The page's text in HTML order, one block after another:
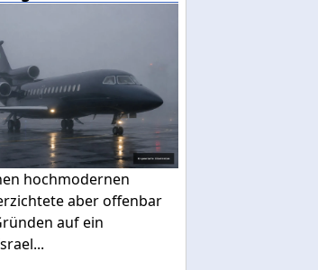
hochmodernen
aber offenbar
auf ein